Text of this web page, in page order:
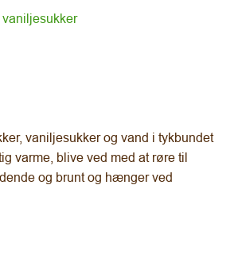
vaniljesukker og vand i tykbundet
varme, blive ved med at røre til
og brunt og hænger ved